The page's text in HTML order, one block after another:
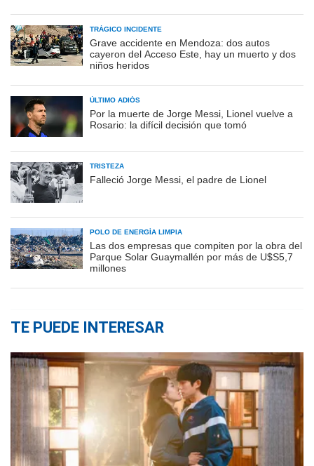
TRÁGICO INCIDENTE
Grave accidente en Mendoza: dos autos
cayeron del Acceso Este, hay un muerto y dos
niños heridos
ÚLTIMO ADIÓS
Por la muerte de Jorge Messi, Lionel vuelve a
Rosario: la difícil decisión que tomó
TRISTEZA
Falleció Jorge Messi, el padre de Lionel
POLO DE ENERGÍA LIMPIA
Las dos empresas que compiten por la obra del
Parque Solar Guaymallén por más de U$S5,7
millones
TE PUEDE INTERESAR